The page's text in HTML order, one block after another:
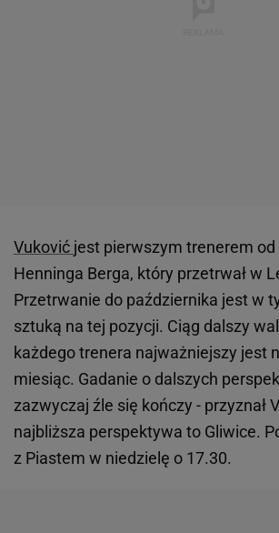
Vuković jest pierwszym trenerem od
Henninga Berga, który przetrwał w
Przetrwanie do października jest w
sztuką na tej pozycji. Ciąg dalszy
każdego trenera najważniejszy jest
miesiąc. Gadanie o dalszych
zazwyczaj źle się kończy - przyznał
najbliższa perspektywa to Gliwice.
z Piastem w niedzielę o 17.30.